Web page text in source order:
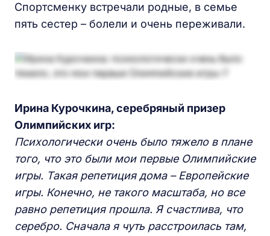
Спортсменку встречали родные, в семье
пять сестер – болели и очень переживали.
Ирина Курочкина, серебряный призер
Олимпийских игр:
Психологически очень было тяжело в плане
того, что это были мои первые Олимпийские
игры. Такая репетиция дома – Европейские
игры. Конечно, не такого масштаба, но все
равно репетиция прошла. Я счастлива, что
серебро. Сначала я чуть расстроилась там,